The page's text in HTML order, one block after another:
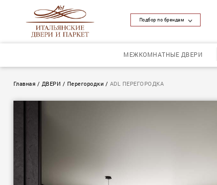
Подбор по брендам
МЕЖКОМНАТНЫЕ ДВЕРИ
Главная / ДВЕРИ / Перегородки / ADL ПЕРЕГОРОДКА